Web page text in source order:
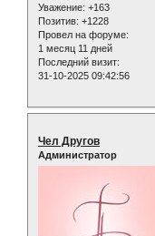
Уважение: +163
Позитив: +1228
Провел на форуме:
1 месяц 11 дней
Последний визит:
31-10-2025 09:42:56
Чел Другов
Администратор